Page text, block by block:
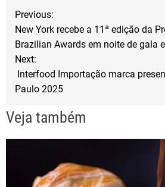
o
k
r
N
g
Previous:
New York recebe a 11ª edição da
Brazilian Awards em noite de gala
Next:
Interfood Importação marca
Paulo 2025
Veja também